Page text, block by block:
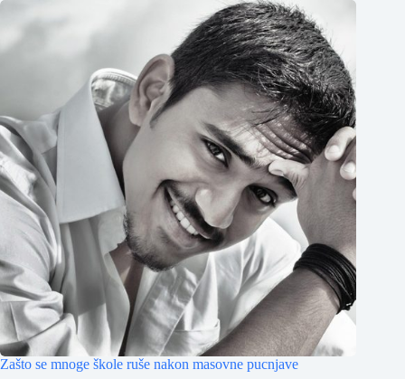
Zašto se mnoge škole ruše nakon masovne pucnjave